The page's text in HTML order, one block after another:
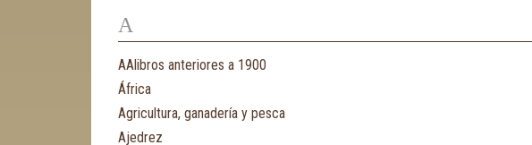
A
AAlibros anteriores a 1900
África
Agricultura, ganadería y pesca
Ajedrez